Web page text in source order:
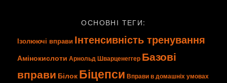
ОСНОВНІ ТЕГИ:
Ізолюючі вправи Інтенсивність тренування
Амінокислоти Арнольд Шварценеггер Базові
вправи Білок Біцепси Вправи в домашніх умовах